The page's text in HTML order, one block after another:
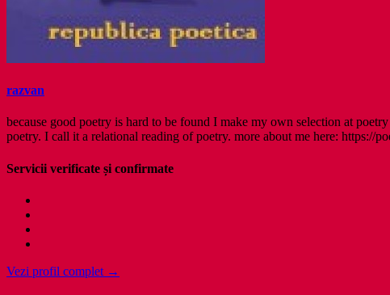
razvan
because good poetry is hard to be found I make my own selection at
poetry. I call it a relational reading of poetry. more about me here: https://
Servicii verificate și confirmate
Vezi profil complet →